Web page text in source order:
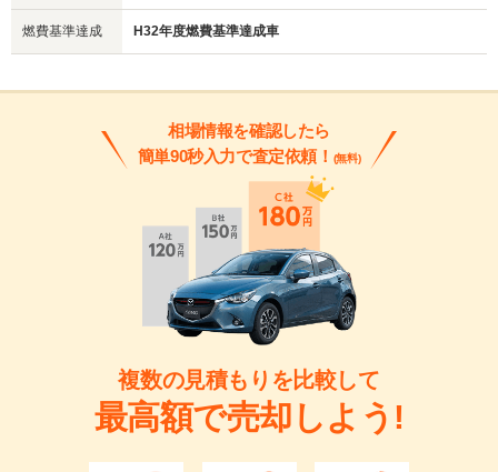
燃費基準達成 H32年度燃費基準達成車
相場情報を確認したら
簡単90秒入力で査定依頼！ (無料)
複数の見積もりを比較して
最高額で売却しよう!